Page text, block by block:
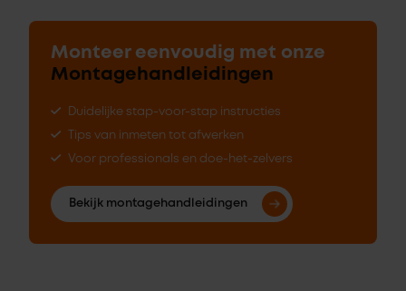
Monteer eenvoudig met onze
Montagehandleidingen
Duidelijke stap-voor-stap instructies
Tips van inmeten tot afwerken
Voor professionals en doe-het-zelvers
Bekijk montagehandleidingen